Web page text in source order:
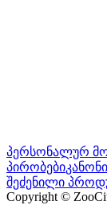
პერსონალურ
პირობები
შეძენილი
Copyright ©